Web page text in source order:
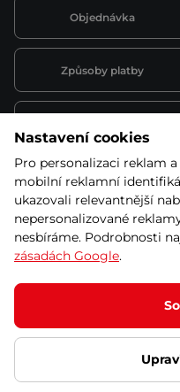
Objednávka
Způsoby platby
Půjčovna
obchodní podmínky
© 2026 SEVEN SPORT s.r.o
Podle zákona o evidenci tržeb
kupujícímu účtenku.
Zároveň je povinen
případě technického výpadku
Ochrana osobních údajů
systém Prohlášení
Nastavení cookies
Pro personalizaci reklam
mobilní reklamní
ukazovali relevantnější
nepersonalizované
nesbíráme. Podrobnosti
zásadách Google.